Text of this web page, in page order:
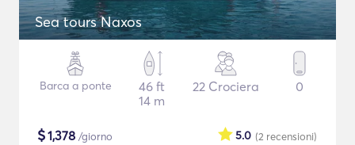
Sea tours Naxos
Barca a ponte
46 ft
14 m
22 Crociera 0
$1,378 /giorno (2 recensioni)
5.0